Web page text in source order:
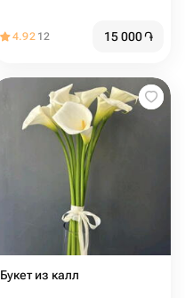
4.92 12 15 000֏
Букет из калл